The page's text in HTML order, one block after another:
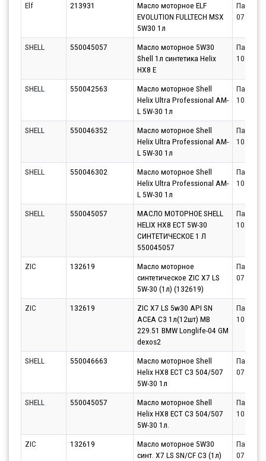
Elf 213931
Масло моторное ELF
EVOLUTION FULLTECH MSX
5W30 1л
Партнёр
SHELL 550045057
Масло моторное 5W30
Shell 1л синтетика Helix
HX8 E
Партнёр
SHELL 550042563
Масло моторное Shell
Helix Ultra Professional AM-
L 5W-30 1л
Партнёр
SHELL 550046352
Масло моторное Shell
Helix Ultra Professional AM-
L 5W-30 1л
Партнёр
SHELL 550046302
Масло моторное Shell
Helix Ultra Professional AM-
L 5W-30 1л
Партнёр
SHELL 550045057
МАСЛО МОТОРНОЕ SHELL
HELIX HX8 ECT 5W-30
СИНТЕТИЧЕСКОЕ 1 Л
550045057
Партнёр
ZIC 132619
Масло моторное
синтетическое ZIC X7 LS
5W-30 (1л) (132619)
Партнёр
ZIC 132619
ZIC X7 LS 5w30 API SN
ACEA C3 1л(12шт) MB
229.51 BMW Longlife-04 GM
dexos2
Партнёр
SHELL 550046663
Масло моторное Shell
Helix HX8 ECT C3 504/507
5W-30 1л
Партнёр
SHELL 550045057
Масло моторное Shell
Helix HX8 ECT C3 504/507
5W-30 1л.
Партнёр
ZIC 132619
Масло моторное 5W30
синт. X7 LS SN/CF C3 (1л)
Партнёр